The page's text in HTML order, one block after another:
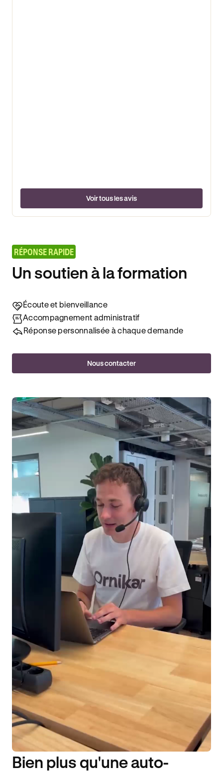
Voir tous les avis
DISPONIBILITÉ 6J/7
RÉPONSE RAPIDE
Un soutien à la formation
Écoute et bienveillance
Accompagnement administratif
Réponse personnalisée à chaque demande
Nous contacter
Bien plus qu'une auto-